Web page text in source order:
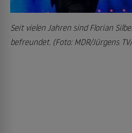
Seit vielen Jahren sind Florian
befreundet. (Foto: MDR/Jürgens